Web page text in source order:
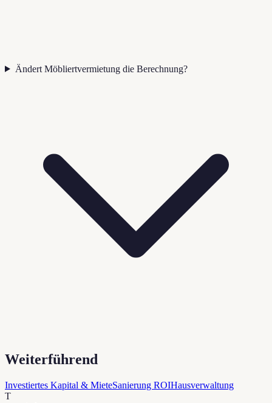
Ändert Möbliertvermietung die Berechnung?
Weiterführend
Investiertes Kapital & MieteSanierung ROIHausverwaltung
T